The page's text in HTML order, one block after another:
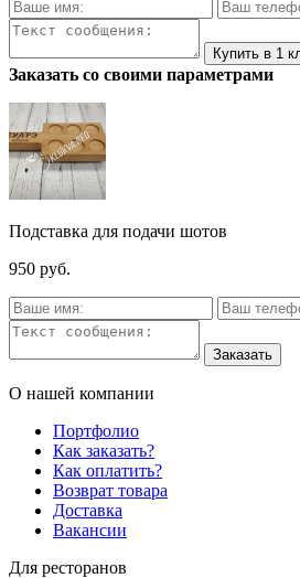
Заказать со своими параметрами
Подставка для подачи шотов
950 руб.
О нашей компании
Портфолио
Как заказать?
Как оплатить?
Возврат товара
Доставка
Вакансии
Для ресторанов